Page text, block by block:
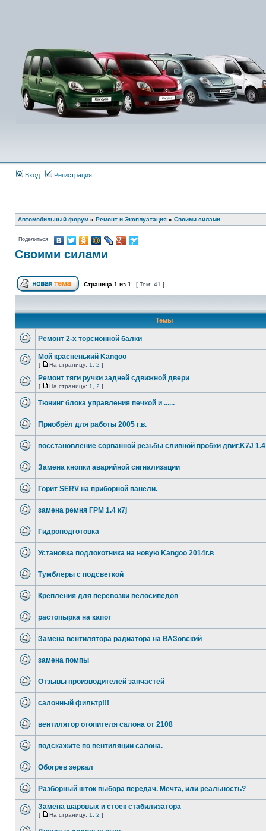
Вход Регистрация
Автомобильный форум » Ремонт и Эксплуатация » Своими силами
Поделиться
Своими силами
Страница 1 из 1 [ Тем: 41 ]
Темы
Ремонт 2-х торсионной балки
Мой красненький Kangoo
[ На страницу: 1 2 ]
Ремонт тяги ручки задней сдвижной двери
[ На страницу: 1 2 ]
Тюнинг блока управления печкой и ......
Приобрёл для работы 2005 г.в.
восстановление сорванной резьбы сливной пробки двиг.K7J 1.4
Замена кнопки аварийной сигнализации
Горит SERV на приборной панели.
замена ремня ГРМ 1.4 к7j
Гидроподготовка
Установка подлокотника на новую Kangoo 2014г.в
Тумблеры с подсветкой
Крепления для перевозки велосипедов
растопырка на капот
Замена вентилятора радиатора на ВАЗовский
замена помпы
Отзывы производителей запчастей
салонный фильтр!!!
вентилятор отопителя салона от 2108
подскажите по вентиляции салона.
Обогрев зеркал
Разборный шток выбора передач. Мечта, или реальность?
Замена шаровых и стоек стабилизатора
[ На страницу: 1 2 ]